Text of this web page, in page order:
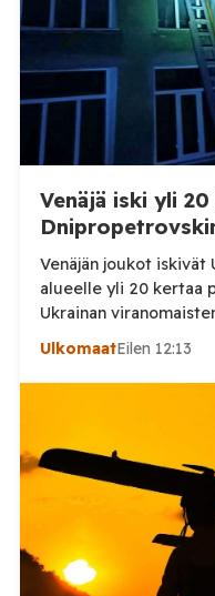
Venäjä iski yli
Venäjän joukot iskivät
alueelle yli 20 kertaa
Ukrainan
drooneilla ja
alueellisen
kertoi
hyökkäsivät yön
Nikopolin alueella
kaupunkiin sekä […]
UlkomaatEilen 12:13